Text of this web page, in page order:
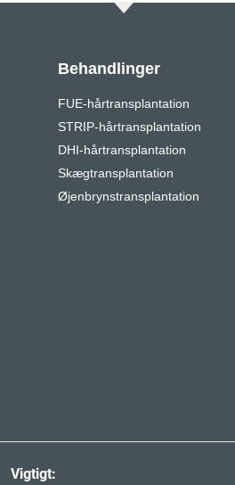
Behandlinger
FUE-hårtransplantation
STRIP-hårtransplantation
DHI-hårtransplantation
Skægtransplantation
Øjenbrynstransplantation
Vigtigt: